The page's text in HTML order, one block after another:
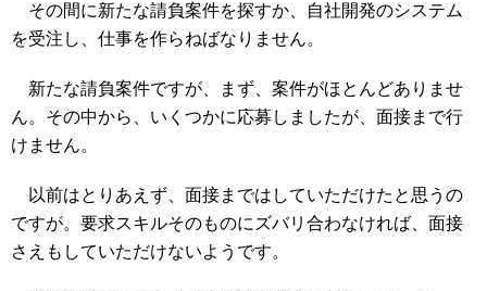
その間に新たな請負案件を探すか、自社開発のシステム
を受注し、仕事を作らねばなりません。
新たな請負案件ですが、まず、案件がほとんどありませ
ん。その中から、いくつかに応募しましたが、面接まで行
けません。
以前はとりあえず、面接まではしていただけたと思うの
ですが。要求スキルそのものにズバリ合わなければ、面接
さえもしていただけないようです。